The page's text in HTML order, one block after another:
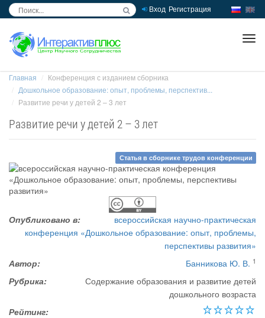
Вход Регистрация
Главная
Конференция с изданием сборника
Дошкольное образование: опыт, проблемы, перспектив...
Развитие речи у детей 2 – 3 лет
Развитие речи у детей 2 – 3 лет
Статья в сборнике трудов конференции
Опубликовано в:
всероссийская научно-практическая
конференция «Дошкольное образование: опыт, проблемы,
перспективы развития»
Автор:
Банникова Ю. В. 1
Рубрика:
Содержание образования и развитие детей
дошкольного возраста
Рейтинг: